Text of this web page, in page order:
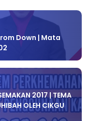
Down | Mata
2017 | TEMA
OLEH CIKGU